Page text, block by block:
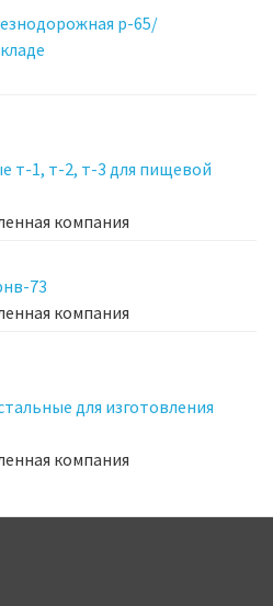
р-65/
т-1, т-2, т-3 для пищевой
компания
73
компания
для изготовления
компания